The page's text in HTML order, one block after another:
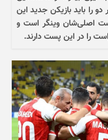
را باید بازیکن جدید این
اصلی‌شان وینگر است و
را در این پست دارند.